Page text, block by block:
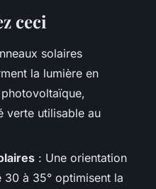
production
des
ceci
solaires
la lumière en
verte utilisable au
: Une orientation
30 à 35° optimisent la